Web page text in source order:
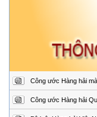
Trung tâm Phối
Đường
Fax:
Trung tâm Phối hợp
Địa
chỉ:
1151/45
thành phố
Công ước Hàng hải
Công ước Hàng hải